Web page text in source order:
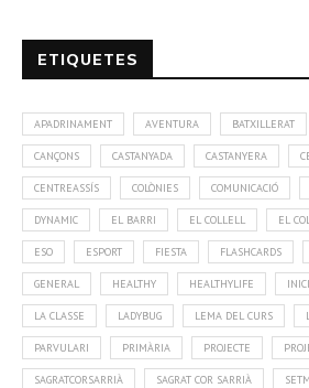
ETIQUETES
APADRINAMENT AVENTURA BATXILLERAT
CANÇONS CASTANYADA CASTANYERA
CENTREASSÍS COLÒNIES COMUNICACIÓ
DYNAMIC EL BARRI EL COLLELL EL
ESO ESPORT FIESTA FLASHCARDS
GENERAL HEALTHY HEALTHYLIFE
LA CLASSE LADYBUG LEMA DEL CURS
PARVULARI PRIMÀRIA PROJECTE
SAGRATCORSARRIÀ SAGRAT COR SARRIÀ